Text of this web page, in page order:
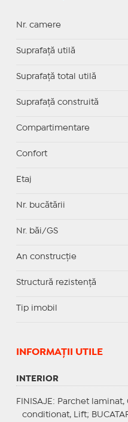
Nr. camere
Suprafaţă utilă
Suprafaţă total utilă
Suprafaţă construită
Compartimentare
Confort
Etaj
Nr. bucătării
Nr. băi/GS
An construcție
Structură rezistență
Tip imobil
INFORMAŢII UTILE
INTERIOR
FINISAJE : Parchet laminat,
conditionat, Lift;